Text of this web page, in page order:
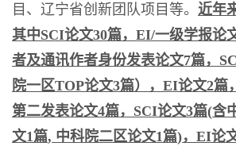
目、辽宁省创新团队项目等。 近年
其中SCI论文30篇， EI/一级学报论
者及通讯作者身份发表论文7篇，
院一区TOP论文3篇）， EI论文2篇
第二发表论文4篇， SCI论文3篇(含
文1篇, 中科院二区论文1篇)， EI论